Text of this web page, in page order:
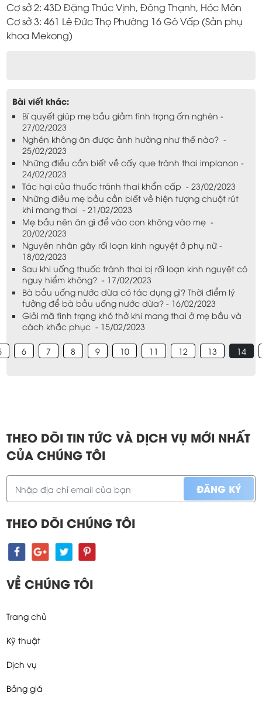
Cơ sở 2: 43D Đặng Thúc Vịnh, Đông Thạnh, Hóc Môn
Cơ sở 3: 461 Lê Đức Thọ Phường 16 Gò Vấp (Sản phụ
khoa Mekong)
Bài viết khác:
Bí quyết giúp mẹ bầu giảm tình trạng ốm nghén -
27/02/2023
Nghén không ăn được ảnh hưởng như thế nào? -
25/02/2023
Những điều cần biết về cấy que tránh thai implanon -
24/02/2023
Tác hại của thuốc tránh thai khẩn cấp - 23/02/2023
Những điều mẹ bầu cần biết về hiện tượng chuột rút
khi mang thai - 21/02/2023
Mẹ bầu nên ăn gì để vào con không vào mẹ -
20/02/2023
Nguyên nhân gây rối loạn kinh nguyệt ở phụ nữ -
18/02/2023
Sau khi uống thuốc tránh thai bị rối loạn kinh nguyệt có
nguy hiểm không? - 17/02/2023
Bà bầu uống nước dừa có tác dụng gì? Thời điểm lý
tưởng để bà bầu uống nước dừa? - 16/02/2023
Giải mã tình trạng khó thở khi mang thai ở mẹ bầu và
cách khắc phục - 15/02/2023
6 7 8 9 10 11 12 13 14
THEO DÕI TIN TỨC VÀ DỊCH VỤ MỚI NHẤT
CỦA CHÚNG TÔI
THEO DÕI CHÚNG TÔI
VỀ CHÚNG TÔI
Trang chủ
Kỹ thuật
Dịch vụ
Bảng giá